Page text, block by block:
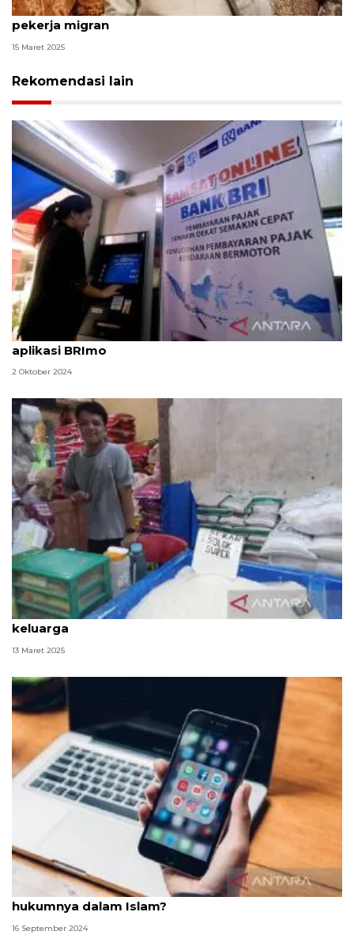
Indonesia-Arab akan sepakati kerja sama kirim
pekerja migran
15 Maret 2025
Rekomendasi lain
Cara tarik tunai tanpa kartu di ATM Bank BRI via
aplikasi BRImo
2 Oktober 2024
Bacaan niat zakat fitrah untuk diri sendiri dan
keluarga
13 Maret 2025
Mengumbar aurat di media sosial, bagaimana
hukumnya dalam Islam?
16 September 2024